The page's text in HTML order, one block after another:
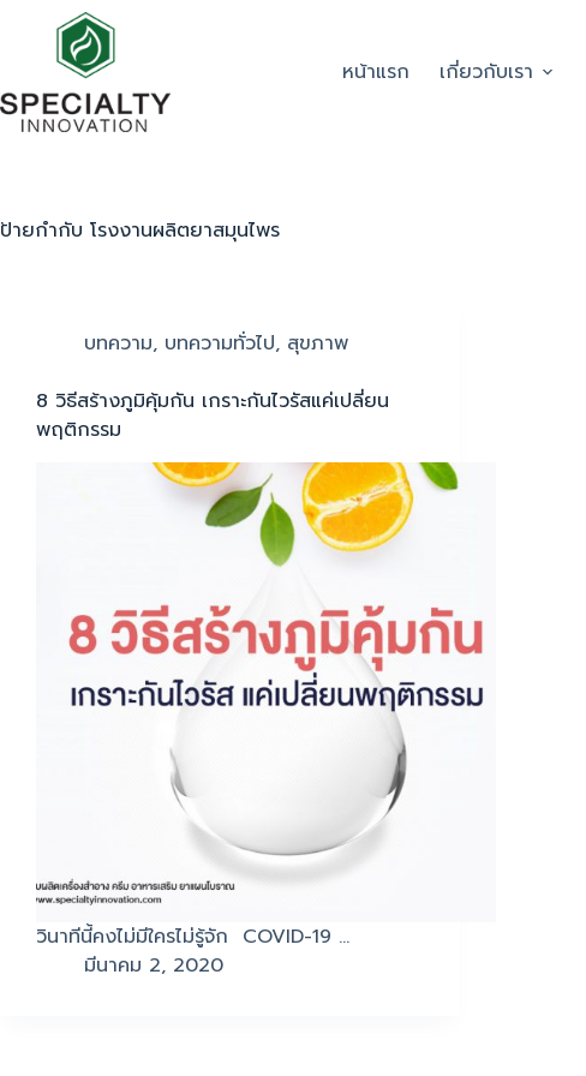
หน้าแรก เกี่ยวกับเรา
ป้ายกำกับ โรงงานผลิตยาสมุนไพร
บทความ, บทความทั่วไป, สุขภาพ
8 วิธีสร้างภูมิคุ้มกัน เกราะกันไวรัสแค่เปลี่ยน
พฤติกรรม
วินาทีนี้คงไม่มีใครไม่รู้จัก COVID-19 …
มีนาคม 2, 2020